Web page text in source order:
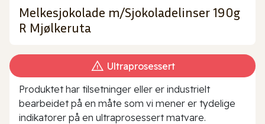
Melkesjokolade m/Sjokoladelinser 190g
R Mjølkeruta
Ultraprosessert
Produktet har tilsetninger eller er industrielt
bearbeidet på en måte som vi mener er tydelige
indikatorer på en ultraprosessert matvare.